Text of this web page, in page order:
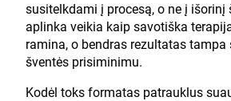
susitelkdami į procesą, o ne į išorinį
aplinka veikia kaip savotiška
ramina, o bendras rezultatas
šventės prisiminimu.
Kodėl toks formatas patrauklus